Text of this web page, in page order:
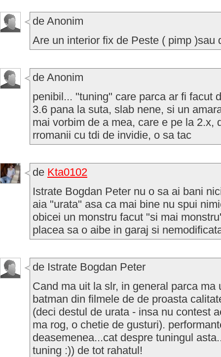
de Anonim
Are un interior fix de Peste ( pimp )sau
de Anonim
penibil... "tuning" care parca ar fi facut
3.6 pana la suta, slab nene, si un
mai vorbim de a mea, care e pe la 2.x,
rromanii cu tdi de invidie, o sa tac
de Kta0102
Istrate Bogdan Peter nu o sa ai bani
aia "urata" asa ca mai bine nu spui
obicei un monstru facut "si mai
placea sa o aibe in garaj si
de Istrate Bogdan Peter
Cand ma uit la slr, in general parca ma
batman din filmele de de proasta
(deci destul de urata - insa nu contest
ma rog, o chetie de gusturi).
deasemenea...cat despre tuningul
tuning :)) de tot rahatul!